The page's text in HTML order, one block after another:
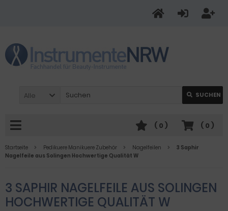
Alle SUCHEN
( 0 )
( 0 )
Startseite Pedikuere Manikuere Zubehör Nagelfeilen
3 Saphir
Nagelfeile aus Solingen Hochwertige Qualität W
3 SAPHIR NAGELFEILE AUS SOLINGEN
HOCHWERTIGE QUALITÄT W